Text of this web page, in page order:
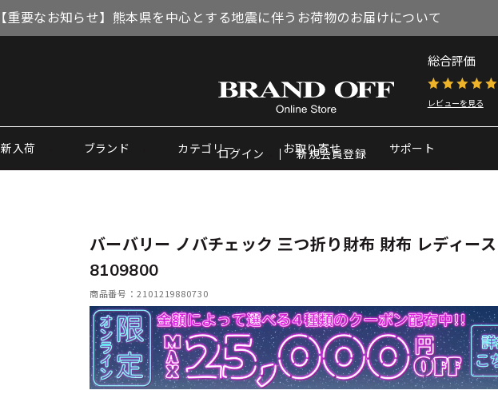
【重要なお知らせ】熊本県を中心とする地震に伴うお荷物のお届けについて
総合評価
レビューを見る
新入荷 ブランド カテゴリー お取り寄せ サポート
ログイン 新規会員登録
バーバリー ノバチェック 三つ折り財布 財布 レディース
8109800
商品番号：2101219880730